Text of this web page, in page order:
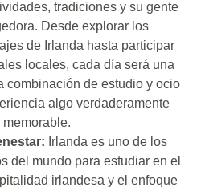
tradiciones y su gente
Desde explorar los
de Irlanda hasta participar
locales, cada día será una
combinación de estudio y ocio
algo verdaderamente
memorable.
Irlanda es uno de los
del mundo para estudiar en el
irlandesa y el enfoque